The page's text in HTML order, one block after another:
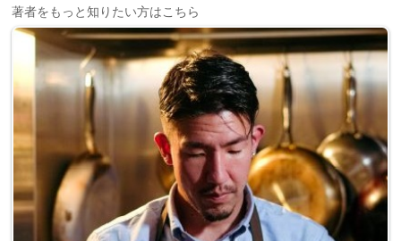
著者をもっと知りたい方はこちら